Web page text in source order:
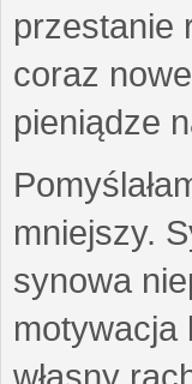
przestanie
coraz
pieniądze
mniejszy.
synowa
motywacja
własny